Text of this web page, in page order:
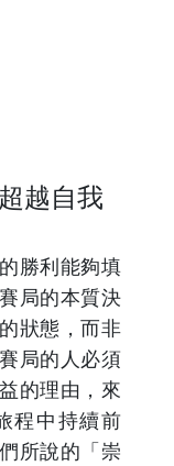
越自我
勝利能夠填
局的本質決
狀態，而非
局的人必須
的理由，來
程中持續前
所說的「崇